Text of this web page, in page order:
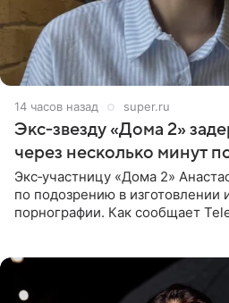
14 часов назад super.ru
Экс‑звезду «Дома 2»
через несколько минут
Экс‑участницу «Дома 2»
по подозрению в изготовлении
порнографии. Как сообщает